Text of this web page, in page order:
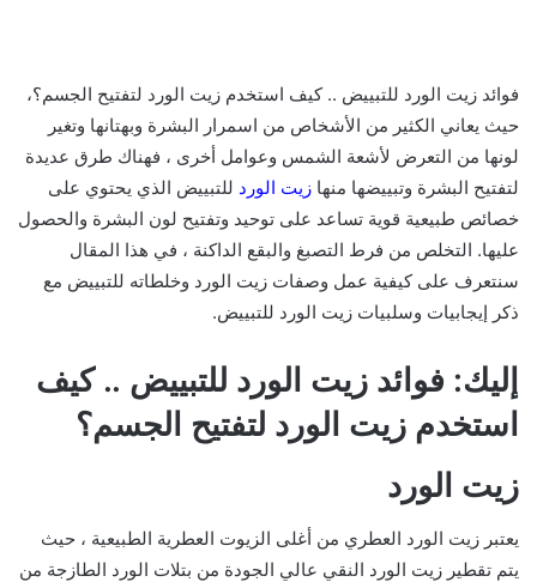
فوائد زيت الورد للتبييض .. كيف استخدم زيت الورد لتفتيح الجسم؟،
حيث يعاني الكثير من الأشخاص من اسمرار البشرة وبهتانها وتغير
لونها من التعرض لأشعة الشمس وعوامل أخرى ، فهناك طرق عديدة
لتفتيح البشرة وتبييضها منها زيت الورد للتبييض الذي يحتوي على
خصائص طبيعية قوية تساعد على توحيد وتفتيح لون البشرة والحصول
عليها. التخلص من فرط التصبغ والبقع الداكنة ، في هذا المقال
سنتعرف على كيفية عمل وصفات زيت الورد وخلطاته للتبييض مع
ذكر إيجابيات وسلبيات زيت الورد للتبييض.
إليك: فوائد زيت الورد للتبييض .. كيف
استخدم زيت الورد لتفتيح الجسم؟
زيت الورد
يعتبر زيت الورد العطري من أغلى الزيوت العطرية الطبيعية ، حيث
يتم تقطير زيت الورد النقي عالي الجودة من بتلات الورد الطازجة من